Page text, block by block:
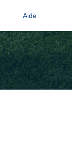
Aide